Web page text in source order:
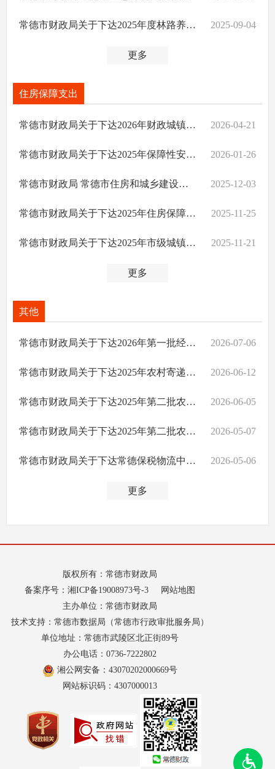
2025-09-04
常德市财政局关于下达2025年度林路养护项目资金的通知
更多
住房保障支出
2026-04-21
常德市财政局关于下达2026年财政城镇保障性安居工程专项资金的通知
2026-01-26
常德市财政局关于下达2025年保障性安居工程补助资金的通知
2025-12-03
常德市财政局 常德市住房和城乡建设局关于下达2025年中央财政城镇保障性安居工程补助资金的通知
2025-11-25
常德市财政局关于下达2025年住房保障工作经费的通知
2025-11-21
常德市财政局关于下达2025年市级城镇保障性安居工程补助资金的通知
更多
其他
2026-07-06
常德市财政局关于下达2026年第一批经建专项补助资金的通知
2026-06-12
常德市财政局关于下达2025年农村寄递物流综合服务站市级奖补资金的通知
2026-06-05
常德市财政局关于下达2025年第二批农村客运补贴和城市交通发展奖励资金的通知
2026-05-07
常德市财政局关于下达2025年第二批农村客运补贴和城市交通发展奖励资金的通知
2026-05-06
常德市财政局关于下达常德保税物流中心（B型）运营发展扶持资金的通
更多
版权所有：常德市财政局
备案序号： 湘ICP备19008973号-3
网站地图
主办单位：常德市财政局
技术支持：常德市数据局（常德市行政审批服务局）
单位地址：常德市武陵区北正街89号
办公电话：0736-7222802
湘公网安备：43070202000669号
网站标识码：4307000013